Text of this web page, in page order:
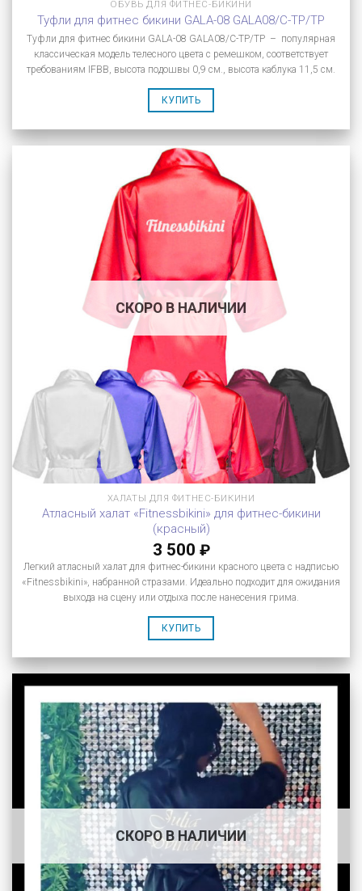
ОБУВЬ ДЛЯ ФИТНЕС-БИКИНИ
Туфли для фитнес бикини GALA-08 GALA08/C-TP/TP
Туфли для фитнес бикини GALA-08 GALA08/C-TP/TP – популярная
классическая модель телесного цвета с ремешком, соответствует
требованиям IFBB, высота подошвы 0,9 см., высота каблука 11,5 см.
КУПИТЬ
СКОРО В НАЛИЧИИ
ХАЛАТЫ ДЛЯ ФИТНЕС-БИКИНИ
Атласный халат «Fitnessbikini» для фитнес-бикини
(красный)
3 500 ₽
Легкий атласный халат для фитнес-бикини красного цвета с надписью
«Fitnessbikini», набранной стразами. Идеально подходит для ожидания
выхода на сцену или отдыха после нанесения грима.
КУПИТЬ
СКОРО В НАЛИЧИИ